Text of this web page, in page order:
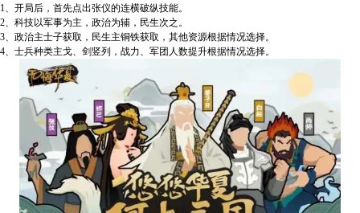
1、开局后，首先点出张仪的连横破纵技能。
2、科技以军事为主，政治为辅，民生次之。
3、政治主士子获取，民生主铜铁获取，其他资源根据情况选择。
4、士兵种类主戈、剑竖列，战力、军团人数提升根据情况选择。